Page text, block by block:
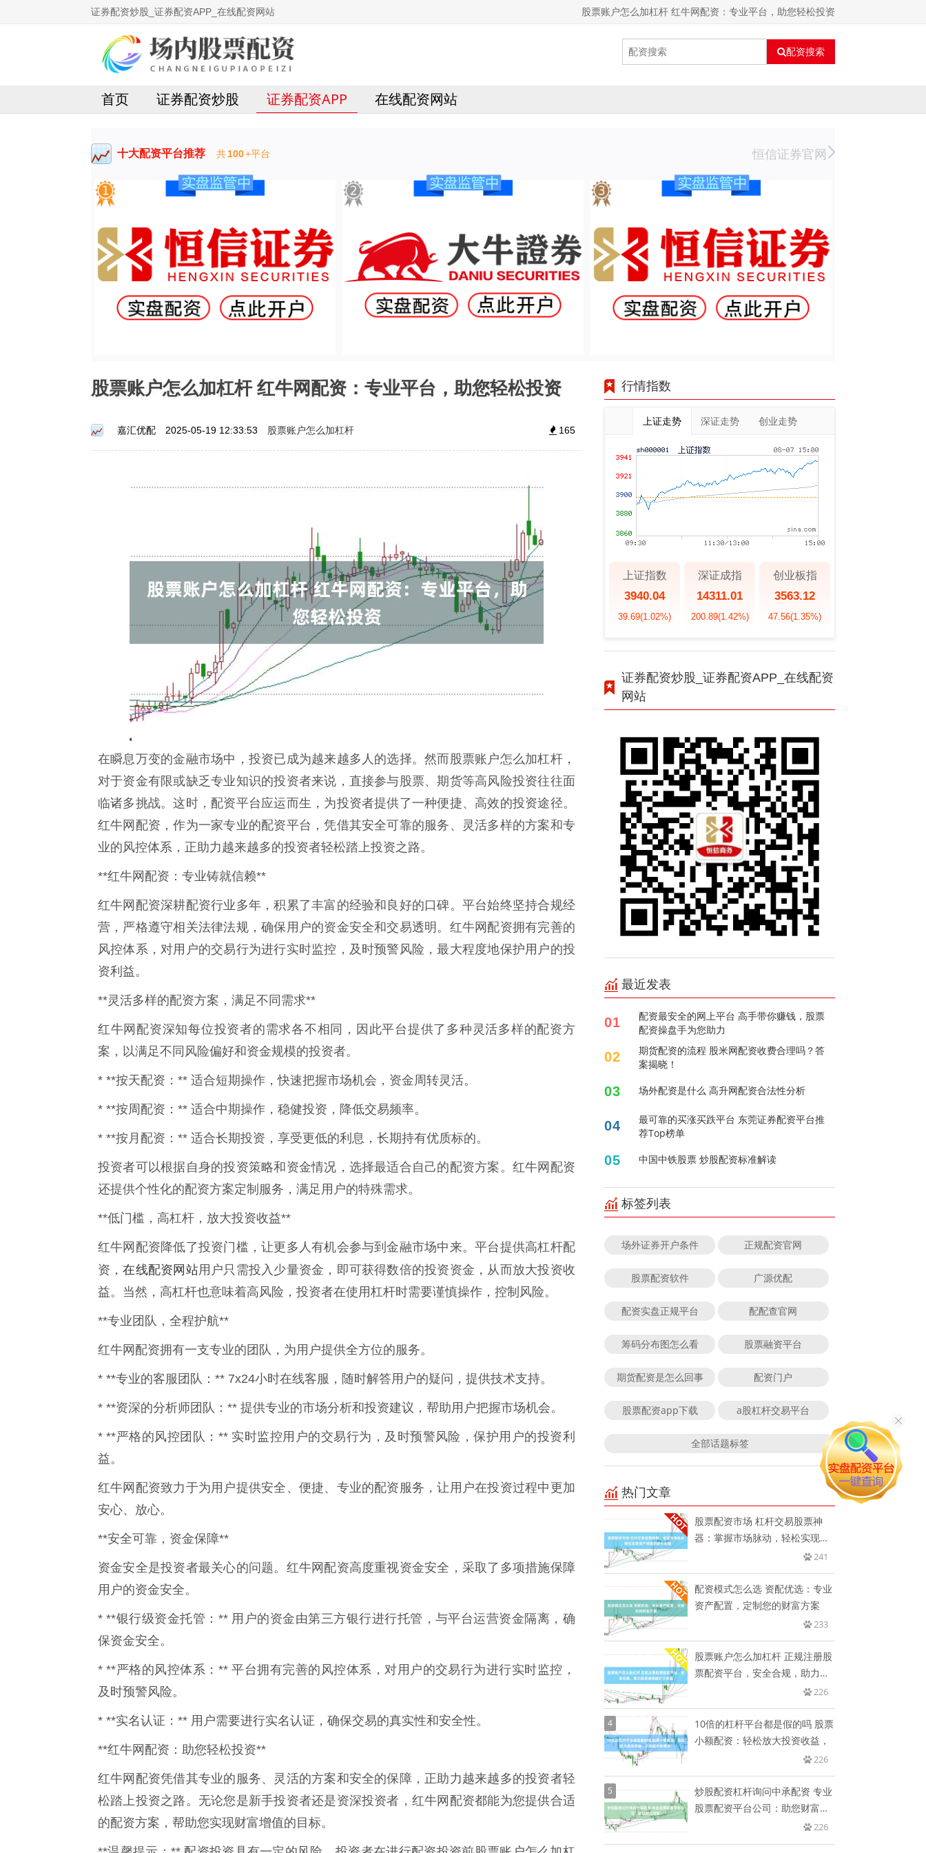
证券配资炒股_证券配资APP_在线配资网站 股票账户怎么加杠杆 红牛网配资：专业平台，助您轻松投资
配资搜索
首页 证券配资炒股 证券配资APP 在线配资网站
十大配资平台推荐 共100+平台 恒信证券官网
股票账户怎么加杠杆 红牛网配资：专业平台，助您轻松投资
嘉汇优配 2025-05-19 12:33:53 股票账户怎么加杠杆 165
在瞬息万变的金融市场中，投资已成为越来越多人的选择。然而股票账户怎么加杠杆，
对于资金有限或缺乏专业知识的投资者来说，直接参与股票、期货等高风险投资往往面
临诸多挑战。这时，配资平台应运而生，为投资者提供了一种便捷、高效的投资途径。
红牛网配资，作为一家专业的配资平台，凭借其安全可靠的服务、灵活多样的方案和专
业的风控体系，正助力越来越多的投资者轻松踏上投资之路。
**红牛网配资：专业铸就信赖**
红牛网配资深耕配资行业多年，积累了丰富的经验和良好的口碑。平台始终坚持合规经
营，严格遵守相关法律法规，确保用户的资金安全和交易透明。红牛网配资拥有完善的
风控体系，对用户的交易行为进行实时监控，及时预警风险，最大程度地保护用户的投
资利益。
**灵活多样的配资方案，满足不同需求**
红牛网配资深知每位投资者的需求各不相同，因此平台提供了多种灵活多样的配资方
案，以满足不同风险偏好和资金规模的投资者。
* **按天配资：** 适合短期操作，快速把握市场机会，资金周转灵活。
* **按周配资：** 适合中期操作，稳健投资，降低交易频率。
* **按月配资：** 适合长期投资，享受更低的利息，长期持有优质标的。
投资者可以根据自身的投资策略和资金情况，选择最适合自己的配资方案。红牛网配资
还提供个性化的配资方案定制服务，满足用户的特殊需求。
**低门槛，高杠杆，放大投资收益**
红牛网配资降低了投资门槛，让更多人有机会参与到金融市场中来。平台提供高杠杆配
资，在线配资网站用户只需投入少量资金，即可获得数倍的投资资金，从而放大投资收
益。当然，高杠杆也意味着高风险，投资者在使用杠杆时需要谨慎操作，控制风险。
**专业团队，全程护航**
红牛网配资拥有一支专业的团队，为用户提供全方位的服务。
* **专业的客服团队：** 7x24小时在线客服，随时解答用户的疑问，提供技术支持。
* **资深的分析师团队：** 提供专业的市场分析和投资建议，帮助用户把握市场机会。
* **严格的风控团队：** 实时监控用户的交易行为，及时预警风险，保护用户的投资利
益。
红牛网配资致力于为用户提供安全、便捷、专业的配资服务，让用户在投资过程中更加
安心、放心。
**安全可靠，资金保障**
资金安全是投资者最关心的问题。红牛网配资高度重视资金安全，采取了多项措施保障
用户的资金安全。
* **银行级资金托管：** 用户的资金由第三方银行进行托管，与平台运营资金隔离，确
保资金安全。
* **严格的风控体系：** 平台拥有完善的风控体系，对用户的交易行为进行实时监控，
及时预警风险。
* **实名认证：** 用户需要进行实名认证，确保交易的真实性和安全性。
**红牛网配资：助您轻松投资**
红牛网配资凭借其专业的服务、灵活的方案和安全的保障，正助力越来越多的投资者轻
松踏上投资之路。无论您是新手投资者还是资深投资者，红牛网配资都能为您提供合适
的配资方案，帮助您实现财富增值的目标。
行情指数
上证走势 深证走势 创业走势
上证指数
3940.04
39.69(1.02%)
深证成指
14311.01
200.89(1.42%)
创业板指
3563.12
47.56(1.35%)
证券配资炒股_证券配资APP_在线配资
网站
最近发表
01
配资最安全的网上平台 高手带你赚钱，股票
配资操盘手为您助力
02
期货配资的流程 股米网配资收费合理吗？答
案揭晓！
03 场外配资是什么 高升网配资合法性分析
04
最可靠的买涨买跌平台 东莞证券配资平台推
荐Top榜单
05 中国中铁股票 炒股配资标准解读
标签列表
场外证券开户条件 正规配资官网
股票配资软件 广源优配
配资实盘正规平台 配配查官网
筹码分布图怎么看 股票融资平台
期货配资是怎么回事 配资门户
股票配资app下载 a股杠杆交易平台
全部话题标签
热门文章
股票配资市场 杠杆交易股票神
器：掌握市场脉动，轻松实现资
241
配资模式怎么选 资配优选：专业
资产配置，定制您的财富方案
233
股票账户怎么加杠杆 正规注册股
票配资平台，安全合规，助力投
226
4
10倍的杠杆平台都是假的吗 股票
小额配资：轻松放大投资收益，
226
5
炒股配资杠杆询问中承配资 专业
股票配资平台公司：助您财富增
226